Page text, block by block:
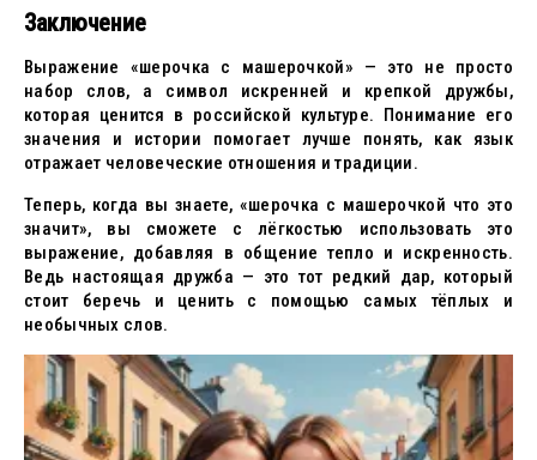
Заключение
Выражение «шерочка с машерочкой» — это не просто
набор слов, а символ искренней и крепкой дружбы,
которая ценится в российской культуре. Понимание его
значения и истории помогает лучше понять, как язык
отражает человеческие отношения и традиции.
Теперь, когда вы знаете, «шерочка с машерочкой что это
значит», вы сможете с лёгкостью использовать это
выражение, добавляя в общение тепло и искренность.
Ведь настоящая дружба — это тот редкий дар, который
стоит беречь и ценить с помощью самых тёплых и
необычных слов.